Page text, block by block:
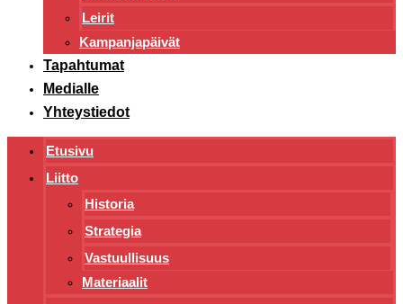
Leirit
Kampanjapäivät
Tapahtumat
Medialle
Yhteystiedot
Etusivu
Liitto
Historia
Strategia
Vastuullisuus
Materiaalit